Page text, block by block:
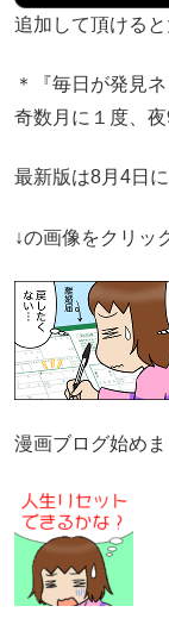
追加して頂けると
＊『毎日が発見
奇数月に１度、
最新版は8月4日
↓の画像をクリッ
漫画ブログ始めま